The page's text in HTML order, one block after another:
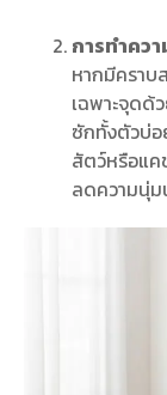
การทำคว
หากมีคราบ
เฉพาะจุดด้
ซักทั้งตัวบ่อ
สัตว์หรือแค
ลดความนุ่